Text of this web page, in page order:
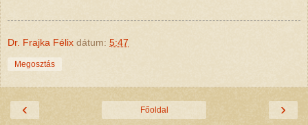
Dr. Frajka Félix dátum: 5:47
Megosztás
‹ ›
Főoldal